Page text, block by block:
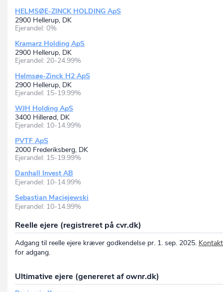
HELMSØE-ZINCK HOLDING ApS
2900 Hellerup, DK
Ejerandel: 0%
Kramarz Holding ApS
2900 Hellerup, DK
Ejerandel: 20-24.99%
Helmsøe-Zinck H2 ApS
2900 Hellerup, DK
Ejerandel: 15-19.99%
WJH Holding ApS
3400 Hillerød, DK
Ejerandel: 10-14.99%
PVTF ApS
2000 Frederiksberg, DK
Ejerandel: 15-19.99%
Danhall Invest AB
Ejerandel: 10-14.99%
Sebastian Maciejewski
Ejerandel: 10-14.99%
Reelle ejere (registreret på cvr.dk)
Adgang til reelle ejere kræver godkendelse pr. 1. sep. 2025.
for adgang.
Ultimative ejere (genereret af ownr.dk)